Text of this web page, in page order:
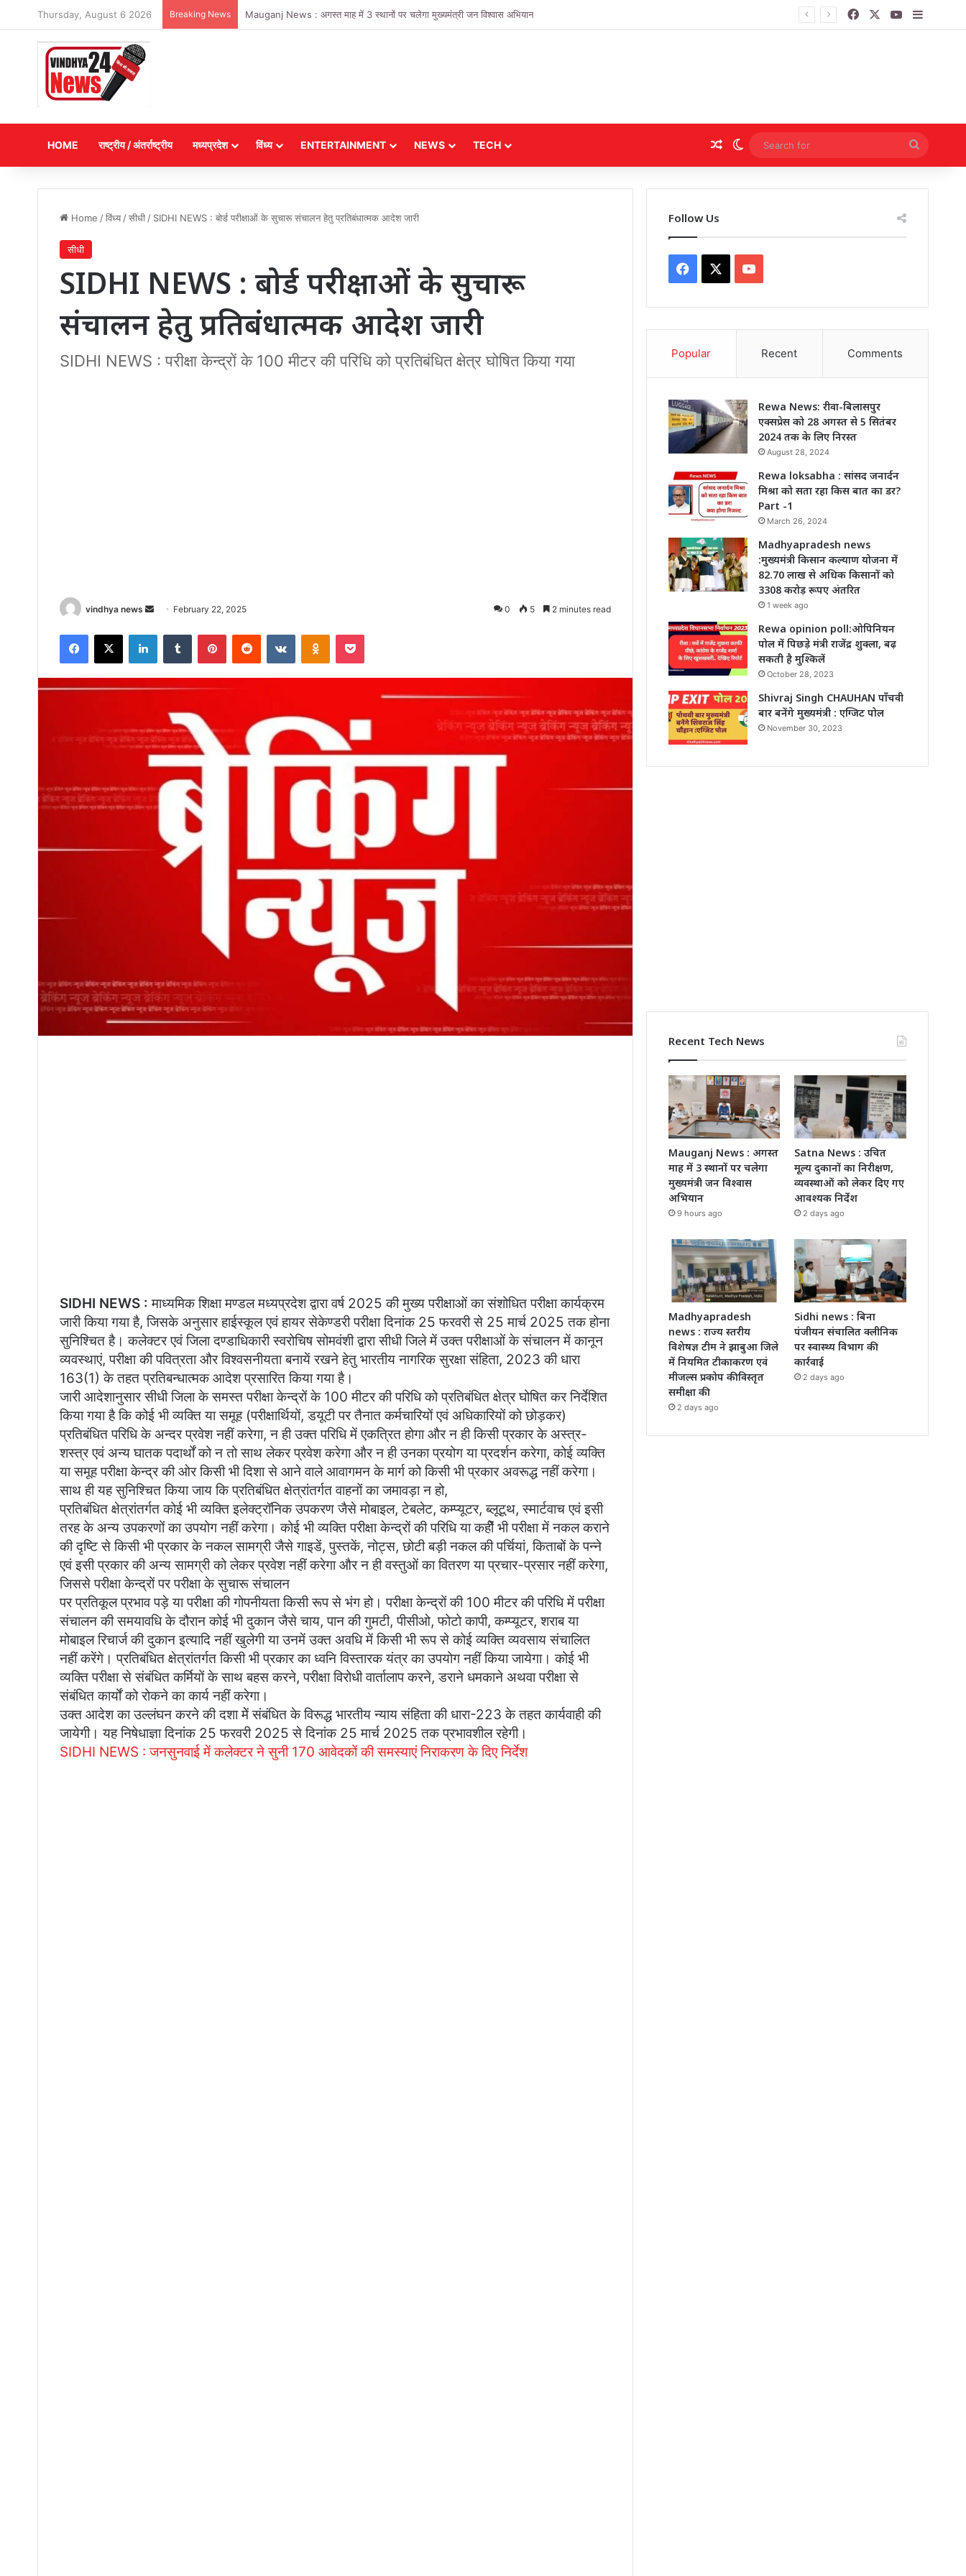
Thursday, August 6 2026 Breaking News Satna News : उचित मूल्य दुकानों का निरीक्षण, व्यवस्थाओं को लेकर दिए गए आवश्यक निर्देश FacebookYouTubeSidebar
HOME राष्ट्रीय / अंतर्राष्ट्रीय मध्यप्रदेश विंध्य ENTERTAINMENT NEWS TECH Random Article
Switch skin
for
Home /विंध्य /सीधी / SIDHI NEWS : बोर्ड परीक्षाओं के सुचारू संचालन हेतु प्रतिबंधात्मक आदेश जारी
सीधी
SIDHI NEWS : बोर्ड परीक्षाओं के सुचारू
संचालन हेतु प्रतिबंधात्मक आदेश जारी
SIDHI NEWS : परीक्षा केन्द्रों के 100 मीटर की परिधि को प्रतिबंधित क्षेत्र घोषित किया गया
vindhya news
Send February 22, 2025 0 5 2 minutes read
Facebook
X LinkedInTumblr PinterestReddit VKontakteOdnoklassniki
Pocket
SIDHI NEWS : माध्यमिक शिक्षा मण्डल मध्यप्रदेश द्वारा वर्ष 2025 की मुख्य परीक्षाओं का संशोधित परीक्षा कार्यक्रम
जारी किया गया है, जिसके अनुसार हाईस्कूल एवं हायर सेकेण्डरी परीक्षा दिनांक 25 फरवरी से 25 मार्च 2025 तक होना
सुनिश्चित है। कलेक्टर एवं जिला दण्डाधिकारी स्वरोचिष सोमवंशी द्वारा सीधी जिले में उक्त परीक्षाओं के संचालन में कानून
व्यवस्थाएं, परीक्षा की पवित्रता और विश्वसनीयता बनायें रखने हेतु भारतीय नागरिक सुरक्षा संहिता, 2023 की धारा
163(1) के तहत प्रतिबन्धात्मक आदेश प्रसारित किया गया है।
जारी आदेशानुसार सीधी जिला के समस्त परीक्षा केन्द्रों के 100 मीटर की परिधि को प्रतिबंधित क्षेत्र घोषित कर निर्देशित
किया गया है कि कोई भी व्यक्ति या समूह (परीक्षार्थियों, डयूटी पर तैनात कर्मचारियों एवं अधिकारियों को छोड़कर)
प्रतिबंधित परिधि के अन्दर प्रवेश नहीं करेगा, न ही उक्त परिधि में एकत्रित होगा और न ही किसी प्रकार के अस्त्र-
शस्त्र एवं अन्य घातक पदार्थों को न तो साथ लेकर प्रवेश करेगा और न ही उनका प्रयोग या प्रदर्शन करेगा, कोई व्यक्ति
या समूह परीक्षा केन्द्र की ओर किसी भी दिशा से आने वाले आवागमन के मार्ग को किसी भी प्रकार अवरूद्ध नहीं करेगा।
साथ ही यह सुनिश्चित किया जाय कि प्रतिबंधित क्षेत्रांतर्गत वाहनों का जमावड़ा न हो,
प्रतिबंधित क्षेत्रांतर्गत कोई भी व्यक्ति इलेक्ट्रॉनिक उपकरण जैसे मोबाइल, टेबलेट, कम्प्यूटर, ब्लूटूथ, स्मार्टवाच एवं इसी
तरह के अन्य उपकरणों का उपयोग नहीं करेगा। कोई भी व्यक्ति परीक्षा केन्द्रों की परिधि या कहीें भी परीक्षा में नकल कराने
की दृष्टि से किसी भी प्रकार के नकल सामग्री जैसे गाइडें, पुस्तकें, नोट्स, छोटी बड़ी नकल की पर्चियां, किताबों के पन्ने
एवं इसी प्रकार की अन्य सामग्री को लेकर प्रवेश नहीं करेगा और न ही वस्तुओं का वितरण या प्रचार-प्रसार नहीं करेगा,
जिससे परीक्षा केन्द्रों पर परीक्षा के सुचारू संचालन
पर प्रतिकूल प्रभाव पड़े या परीक्षा की गोपनीयता किसी रूप से भंग हो। परीक्षा केन्द्रों की 100 मीटर की परिधि में परीक्षा
संचालन की समयावधि के दौरान कोई भी दुकान जैसे चाय, पान की गुमटी, पीसीओ, फोटो कापी, कम्प्यूटर, शराब या
मोबाइल रिचार्ज की दुकान इत्यादि नहीं खुलेगी या उनमें उक्त अवधि में किसी भी रूप से कोई व्यक्ति व्यवसाय संचालित
नहीं करेंगे। प्रतिबंधित क्षेत्रांतर्गत किसी भी प्रकार का ध्वनि विस्तारक यंत्र का उपयोग नहीं किया जायेगा। कोई भी
व्यक्ति परीक्षा से संबंधित कर्मियों के साथ बहस करने, परीक्षा विरोधी वार्तालाप करने, डराने धमकाने अथवा परीक्षा से
संबंधित कार्यों को रोकने का कार्य नहीं करेगा।
उक्त आदेश का उल्लंघन करने की दशा मेें संबंधित के विरूद्ध भारतीय न्याय संहिता की धारा-223 के तहत कार्यवाही की
जायेगी। यह निषेधाज्ञा दिनांक 25 फरवरी 2025 से दिनांक 25 मार्च 2025 तक प्रभावशील रहेगी।
SIDHI NEWS : जनसुनवाई में कलेक्टर ने सुनी 170 आवेदकों की समस्याएं निराकरण के दिए निर्देश
Follow Us
Facebook YouTube
Popular Recent Comments
Rewa News: रीवा-बिलासपुर
एक्सप्रेस को 28 अगस्त से 5 सितंबर
2024 तक के लिए निरस्त
August 28, 2024
Rewa loksabha : सांसद जनार्दन
मिश्रा को सता रहा किस बात का डर?
Part -1
March 26, 2024
Madhyapradesh news
:मुख्यमंत्री किसान कल्याण योजना में
82.70 लाख से अधिक किसानों को
3308 करोड़ रूपए अंतरित
1 week ago
Rewa opinion poll:ओपिनियन
पोल में पिछड़े मंत्री राजेंद्र शुक्ला, बढ़
सकती है मुश्किलें
October 28, 2023
Shivraj Singh CHAUHAN पाँचवी
बार बनेंगे मुख्यमंत्री : एग्जिट पोल
November 30, 2023
Recent Tech News
Mauganj News : अगस्त
माह में 3 स्थानों पर चलेगा
मुख्यमंत्री जन विश्वास
अभियान
9 hours ago
Satna News : उचित
मूल्य दुकानों का निरीक्षण,
व्यवस्थाओं को लेकर दिए गए
आवश्यक निर्देश
2 days ago
Madhyapradesh
news : राज्य स्तरीय
विशेषज्ञ टीम ने झाबुआ जिले
में नियमित टीकाकरण एवं
मीजल्स प्रकोप की विस्तृत
समीक्षा की
2 days ago
Sidhi news : बिना
पंजीयन संचालित क्लीनिक
पर स्वास्थ्य विभाग की
कार्रवाई
2 days ago